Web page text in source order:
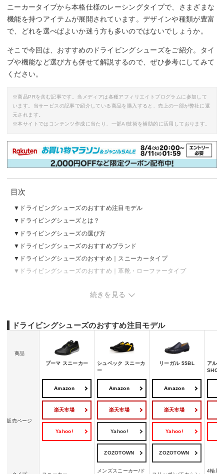
ニーカータイプから本格仕様のレーシングタイプで、さまざまな
機能を持つアイテムが展開されています。デザインや種類が豊富
で、どれを選べばよいか迷う方も多いのではないでしょうか。
そこで今回は、おすすめのドライビングシューズをご紹介。タイ
プや機能など選び方も併せて解説するので、ぜひ参考にしてみて
ください。
※商品PRを含む記事です。当メディアは各種アフィリエイトプログラムに参加して
います。当サービスの記事で紹介している商品を購入すると、売上の一部が弊社に還
元されます。
※本サイトではコンテンツ作成に当たり、一部AI技術を補助的に活用しております。
目次
ドライビングシューズのおすすめ注目モデル
ドライビングシューズとは？
ドライビングシューズの選び方
ドライビングシューズのおすすめブランド
ドライビングシューズのおすすめ｜スニーカータイプ
ドライビングシューズのおすすめ｜革靴・ローファータイプ
ドライビングシューズの売れ筋ランキングをチェック
続きを見る
ドライビングシューズのおすすめ注目モデル
商品
プーマ スニーカー
シュベック スニーカ
ー
リーガル 55BL
アルパ
販売ページ
Amazon
楽天市場
Yahoo!
Amazon
楽天市場
Yahoo!
ZOZOTOWN
Amazon
楽天市場
Yahoo!
ZOZOTOWN
メンズスニーカー/ド
4輪用/